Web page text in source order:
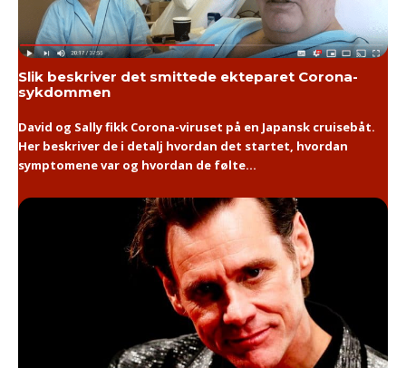
Slik beskriver det smittede ekteparet Corona-
sykdommen
David og Sally fikk Corona-viruset på en Japansk cruisebåt.
Her beskriver de i detalj hvordan det startet, hvordan
symptomene var og hvordan de følte...